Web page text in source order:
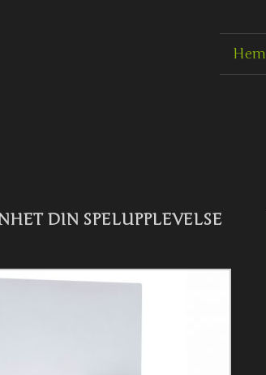
Hem
DIN SPELUPPLEVELSE